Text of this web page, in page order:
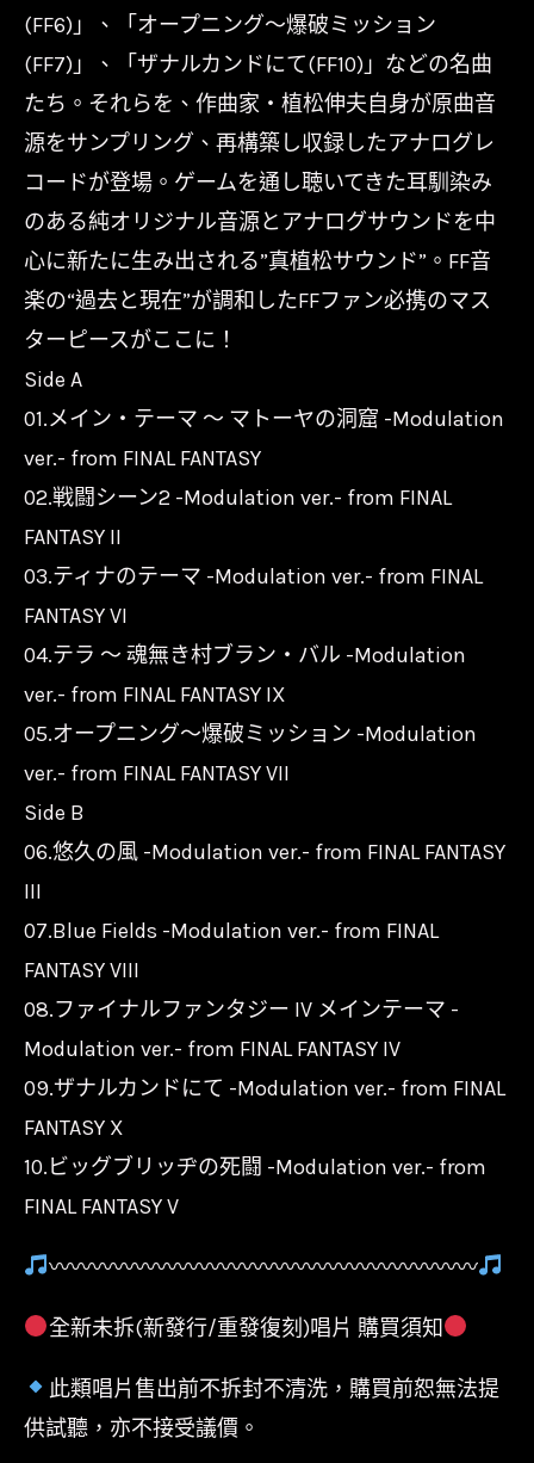
伸
夫
數
量
(FF6)」、「オープニング～爆破ミッション
(FF7)」、「ザナルカンドにて(FF10)」などの名曲
たち。それらを、作曲家・植松伸夫自身が原曲音
源をサンプリング、再構築し収録したアナログレ
コードが登場。ゲームを通し聴いてきた耳馴染み
のある純オリジナル音源とアナログサウンドを中
心に新たに生み出される”真植松サウンド”。FF音
楽の“過去と現在”が調和したFFファン必携のマス
ターピースがここに！
Side A
01.メイン・テーマ ～ マトーヤの洞窟 -Modulation
ver.- from FINAL FANTASY
02.戦闘シーン2 -Modulation ver.- from FINAL
FANTASY II
03.ティナのテーマ -Modulation ver.- from FINAL
FANTASY VI
04.テラ ～ 魂無き村ブラン・バル -Modulation
ver.- from FINAL FANTASY IX
05.オープニング～爆破ミッション -Modulation
ver.- from FINAL FANTASY VII
Side B
06.悠久の風 -Modulation ver.- from FINAL FANTASY
III
07.Blue Fields -Modulation ver.- from FINAL
FANTASY VIII
08.ファイナルファンタジー IV メインテーマ -
Modulation ver.- from FINAL FANTASY IV
09.ザナルカンドにて -Modulation ver.- from FINAL
FANTASY X
10.ビッグブリッヂの死闘 -Modulation ver.- from
FINAL FANTASY V
〰〰〰〰〰〰〰〰〰〰〰〰〰〰〰〰〰〰〰〰
全新未拆(新發行/重發復刻)唱片 購買須知
此類唱片售出前不拆封不清洗，購買前恕無法提
供試聽，亦不接受議價。